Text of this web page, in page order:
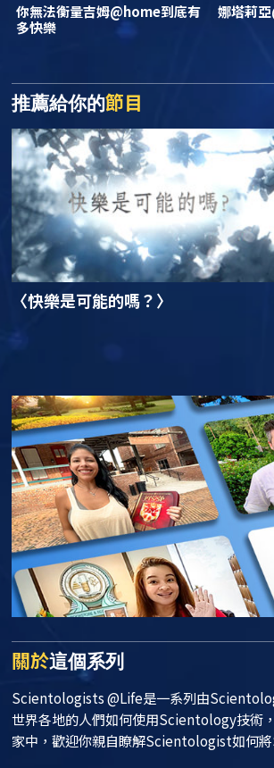
你無法衡量吉姆@home到底有
多快樂
娜塔莉
推薦給你的節目
〈快樂是可能的嗎？〉
關於這個系列
Scientologists @Life是一系列由
世界各地的人們如何使用Scientology技術
家中，歡迎你親自瞭解Scientologist如何